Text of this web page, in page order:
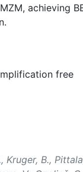
achieving
free
B.,